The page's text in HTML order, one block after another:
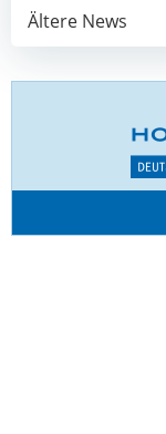
Post
Ältere News